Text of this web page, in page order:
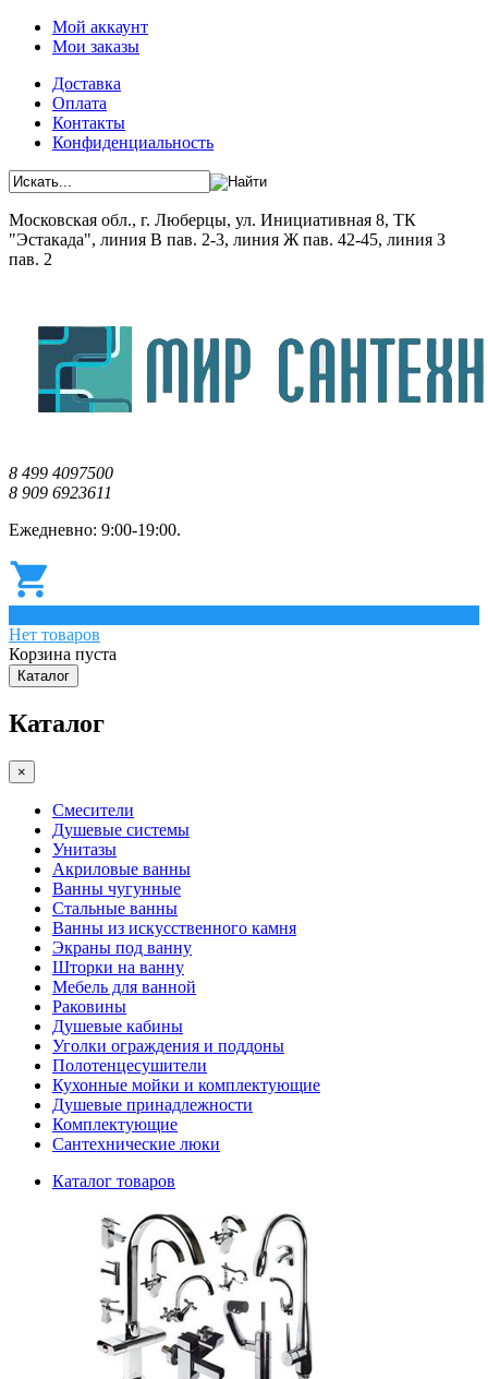
Мой аккаунт
Мои заказы
Доставка
Оплата
Контакты
Конфиденциальность
Московская обл., г. Люберцы, ул. Инициативная 8, ТК
"Эстакада", линия В пав. 2-3, линия Ж пав. 42-45, линия З
пав. 2
8 499 4097500
8 909 6923611
Ежедневно: 9:00-19:00.
Нет товаров
Корзина пуста
Каталог
Каталог
×
Смесители
Душевые системы
Унитазы
Акриловые ванны
Ванны чугунные
Стальные ванны
Ванны из искусственного камня
Экраны под ванну
Шторки на ванну
Мебель для ванной
Раковины
Душевые кабины
Уголки ограждения и поддоны
Полотенцесушители
Кухонные мойки и комплектующие
Душевые принадлежности
Комплектующие
Сантехнические люки
Каталог товаров